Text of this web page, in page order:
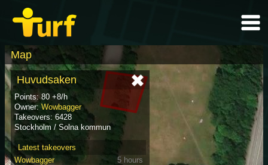
Map
Huvudsaken
Points: 80 +8/h
Owner:Wowbagger
Takeovers: 6428
Stockholm / Solna kommun
Latest takeovers
Wowbagger
5 hours